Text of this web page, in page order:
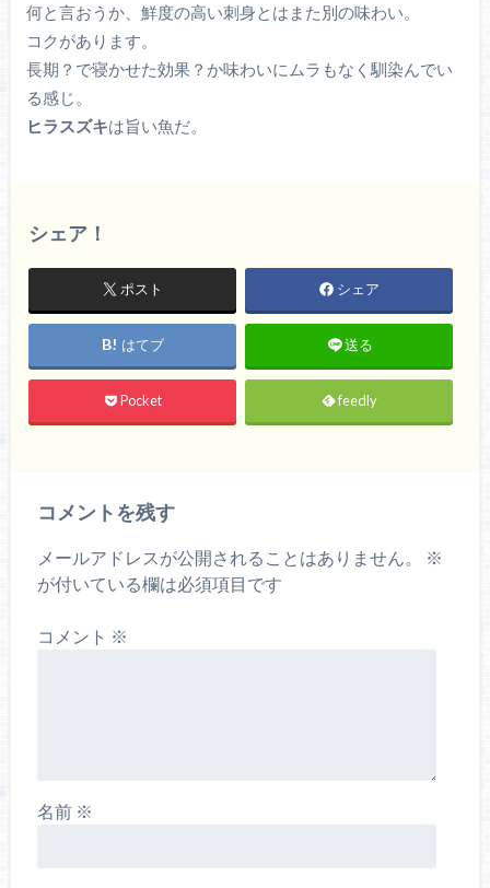
何と言おうか、鮮度の高い刺身とはまた別の味わい。
コクがあります。
長期？で寝かせた効果？か味わいにムラもなく馴染んでい
る感じ。
ヒラスズキは旨い魚だ。
シェア！
ポスト シェア
はてブ 送る
Pocket feedly
コメントを残す
メールアドレスが公開されることはありません。
※
が付いている欄は必須項目です
コメント ※
名前 ※